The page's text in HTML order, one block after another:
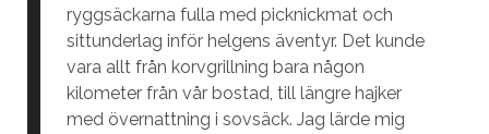
ryggsäckarna fulla med picknickmat och
sittunderlag inför helgens äventyr. Det kunde
vara allt från korvgrillning bara någon
kilometer från vår bostad, till längre hajker
med övernattning i sovsäck. Jag lärde mig